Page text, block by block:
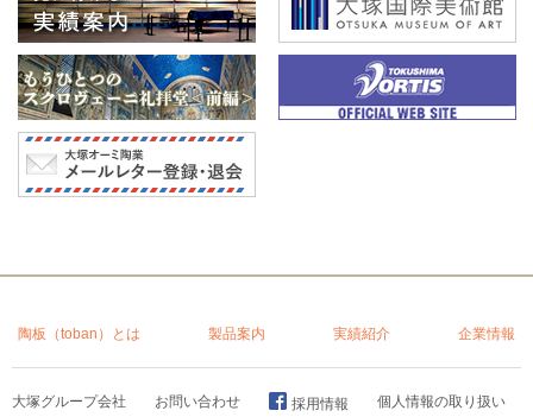
陶板（toban）とは 製品案内 実績紹介 企業情報
大塚グループ会社 お問い合わせ 採用情報 個人情報の取り扱い